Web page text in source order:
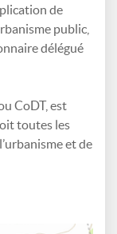
de
public,
délégué
CoDT, est
toutes les
et de